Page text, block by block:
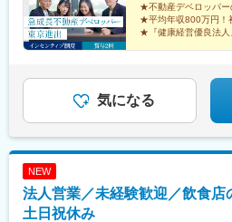
★不動産デベロッパー
★平均年収800万円！
★『健康経営優良法人
気になる
NEW
法人営業／未経験歓迎／飲食店
土日祝休み